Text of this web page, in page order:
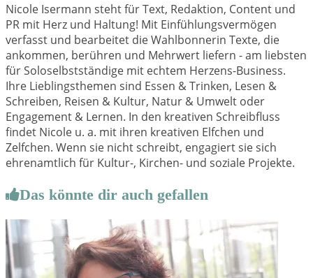
Nicole Isermann steht für Text, Redaktion, Content und
PR mit Herz und Haltung! Mit Einfühlungsvermögen
verfasst und bearbeitet die Wahlbonnerin Texte, die
ankommen, berühren und Mehrwert liefern - am liebsten
für Soloselbstständige mit echtem Herzens-Business.
Ihre Lieblingsthemen sind Essen & Trinken, Lesen &
Schreiben, Reisen & Kultur, Natur & Umwelt oder
Engagement & Lernen. In den kreativen Schreibfluss
findet Nicole u. a. mit ihren kreativen Elfchen und
Zelfchen. Wenn sie nicht schreibt, engagiert sie sich
ehrenamtlich für Kultur-, Kirchen- und soziale Projekte.
Das könnte dir auch gefallen